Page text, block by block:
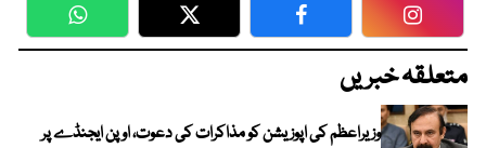
WhatsApp Twitter Facebook
متعلقہ خبریں
وزیراعظم کی اپوزیشن کو مذاکرات کی دعوت، اوپن ایجنڈے پر